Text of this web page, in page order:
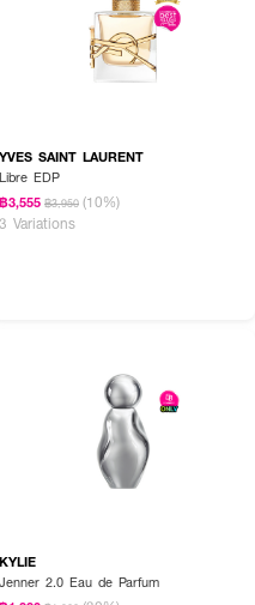
โดยตรงที่คอหรือข้อมือ (จุด
งถู แนะนำให้ฉีดพรมตามจุดชีพจร
หอมเผยกลิ่นออกมาได้ดียิ่งขึ้น
YVES SAINT LAURENT
Libre EDP
฿3,555 ฿3,950 (10%)
3 Variations
KYLIE
Jenner 2.0 Eau de Parfum